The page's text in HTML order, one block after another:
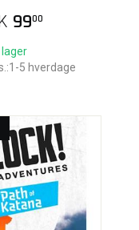
9900
lager
5 hverdage